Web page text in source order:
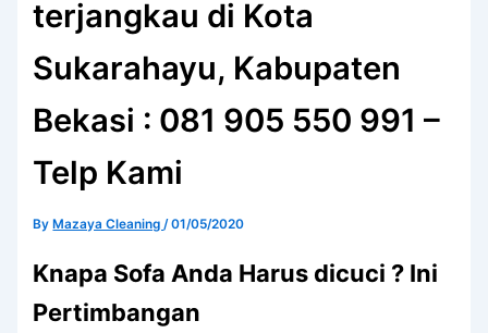
terjangkau di Kota
Sukarahayu, Kabupaten
Bekasi : 081 905 550 991 –
Telp Kami
By Mazaya Cleaning/01/05/2020
Knapa Sofa Andа Hаruѕ dicuci ? Ini
Pertimbangan